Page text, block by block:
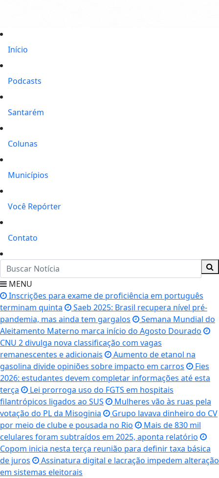
Início
Podcasts
Santarém
Colunas
Municípios
Você Repórter
Contato
MENU
Inscrições para exame de proficiência em português
terminam quinta
Saeb 2025: Brasil recupera nível pré-
pandemia, mas ainda tem gargalos
Semana Mundial do
Aleitamento Materno marca início do Agosto Dourado
CNU 2 divulga nova classificação com vagas
remanescentes e adicionais
Aumento de etanol na
gasolina divide opiniões sobre impacto em carros
Fies
2026: estudantes devem completar informações até esta
terça
Lei prorroga uso do FGTS em hospitais
filantrópicos ligados ao SUS
Mulheres vão às ruas pela
votação do PL da Misoginia
Grupo lavava dinheiro do CV
por meio de clube e pousada no Rio
Mais de 830 mil
celulares foram subtraídos em 2025, aponta relatório
Copom inicia nesta terça reunião para definir taxa básica
de juros
Assinatura digital e lacração impedem alteração
em sistemas eleitorais